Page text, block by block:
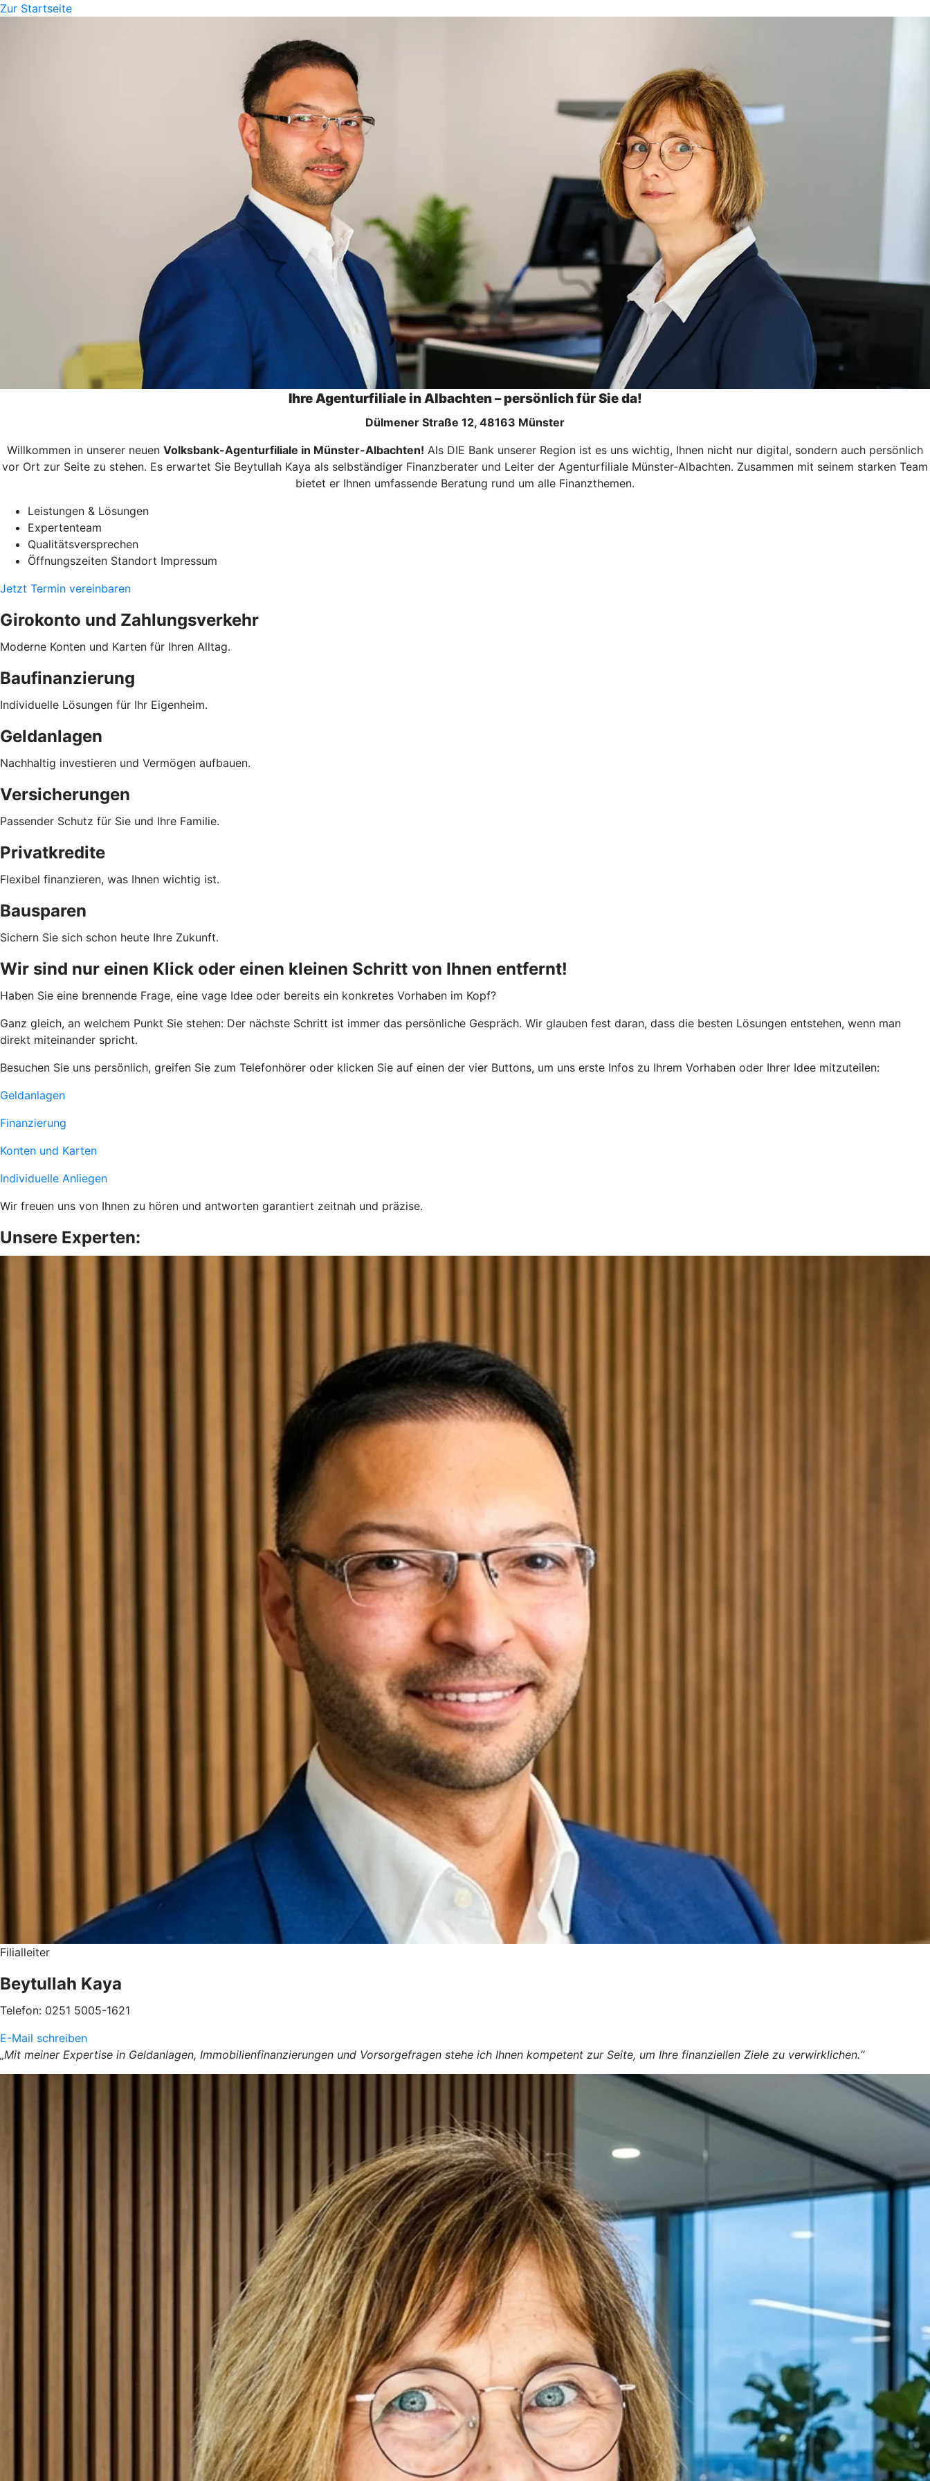
Zur Startseite
Ihre Agenturfiliale in Albachten – persönlich für Sie da!
Dülmener Straße 12, 48163 Münster
Willkommen in unserer neuen Volksbank-Agenturfiliale in Münster-Albachten! Als DIE Bank unserer Region ist es uns wichtig, Ihnen nicht nur digital, sondern auch persönlich
vor Ort zur Seite zu stehen. Es erwartet Sie Beytullah Kaya als selbständiger Finanzberater und Leiter der Agenturfiliale Münster-Albachten. Zusammen mit seinem starken Team
bietet er Ihnen umfassende Beratung rund um alle Finanzthemen.
Leistungen & Lösungen
Expertenteam
Qualitätsversprechen
Öffnungszeiten Standort Impressum
Jetzt Termin vereinbaren
Girokonto und Zahlungsverkehr
Moderne Konten und Karten für Ihren Alltag.
Baufinanzierung
Individuelle Lösungen für Ihr Eigenheim.
Geldanlagen
Nachhaltig investieren und Vermögen aufbauen.
Versicherungen
Passender Schutz für Sie und Ihre Familie.
Privatkredite
Flexibel finanzieren, was Ihnen wichtig ist.
Bausparen
Sichern Sie sich schon heute Ihre Zukunft.
Wir sind nur einen Klick oder einen kleinen Schritt von Ihnen entfernt!
Haben Sie eine brennende Frage, eine vage Idee oder bereits ein konkretes Vorhaben im Kopf?
Ganz gleich, an welchem Punkt Sie stehen: Der nächste Schritt ist immer das persönliche Gespräch. Wir glauben fest daran, dass die besten Lösungen entstehen, wenn man
direkt miteinander spricht.
Besuchen Sie uns persönlich, greifen Sie zum Telefonhörer oder klicken Sie auf einen der vier Buttons, um uns erste Infos zu Ihrem Vorhaben oder Ihrer Idee mitzuteilen:
Geldanlagen
Finanzierung
Konten und Karten
Individuelle Anliegen
Wir freuen uns von Ihnen zu hören und antworten garantiert zeitnah und präzise.
Unsere Experten:
Filialleiter
Beytullah Kaya
Telefon: 0251 5005-1621
E-Mail schreiben
„Mit meiner Expertise in Geldanlagen, Immobilienfinanzierungen und Vorsorgefragen stehe ich Ihnen kompetent zur Seite, um Ihre finanziellen Ziele zu verwirklichen.“